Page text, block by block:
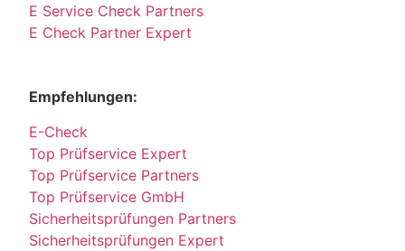
E Service Check Partners
E Check Partner Expert
Empfehlungen:
E-Check
Top Prüfservice Expert
Top Prüfservice Partners
Top Prüfservice GmbH
Sicherheitsprüfungen Partners
Sicherheitsprüfungen Expert